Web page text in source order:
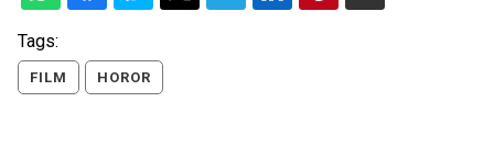
Tags:
FILM HOROR